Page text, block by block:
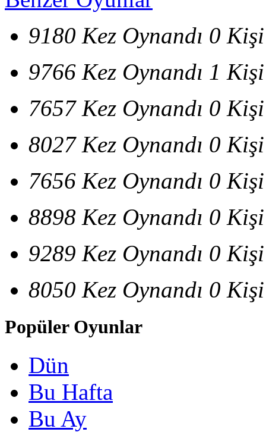
9180 Kez Oynandı 0
9766 Kez Oynandı 1
7657 Kez Oynandı 0
8027 Kez Oynandı 0
7656 Kez Oynandı 0
8898 Kez Oynandı 0
9289 Kez Oynandı 0
8050 Kez Oynandı 0
Popüler Oyunlar
Dün
Bu Hafta
Bu Ay